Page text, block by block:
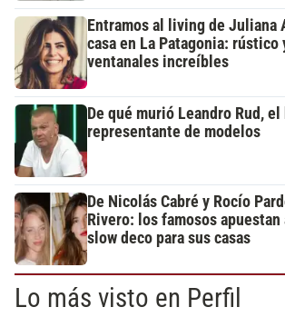
Entramos al living de Juliana
casa en La Patagonia: rústico
ventanales increíbles
De qué murió Leandro Rud,
representante de modelos
De Nicolás Cabré y Rocío
Rivero: los famosos
slow deco para sus casas
Lo más visto en Perfil